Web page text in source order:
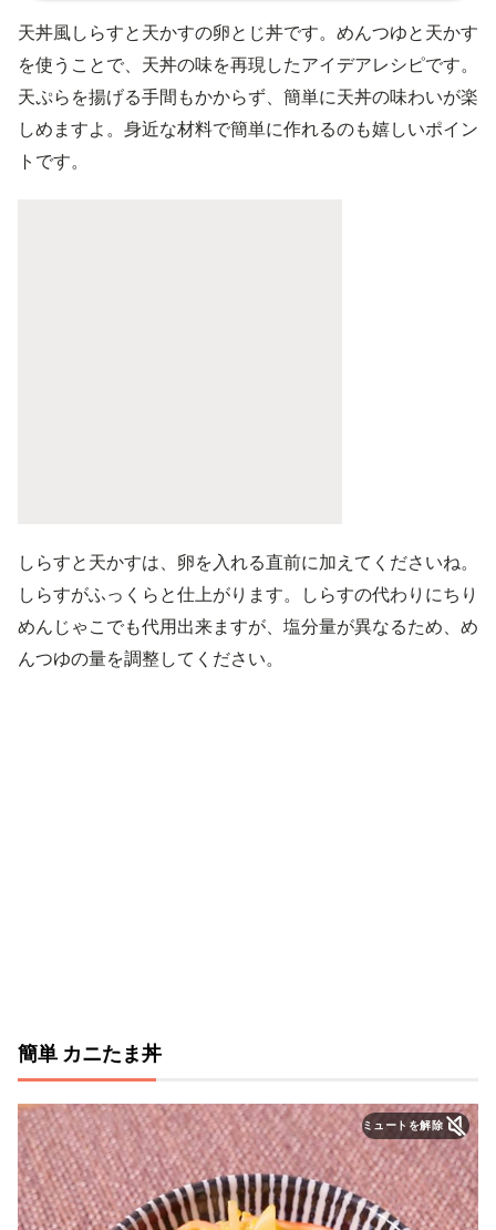
天丼風しらすと天かすの卵とじ丼です。めんつゆと天かす
を使うことで、天丼の味を再現したアイデアレシピです。
天ぷらを揚げる手間もかからず、簡単に天丼の味わいが楽
しめますよ。身近な材料で簡単に作れるのも嬉しいポイン
トです。
しらすと天かすは、卵を入れる直前に加えてくださいね。
しらすがふっくらと仕上がります。しらすの代わりにちり
めんじゃこでも代用出来ますが、塩分量が異なるため、め
んつゆの量を調整してください。
簡単 カニたま丼
ミュートを解除